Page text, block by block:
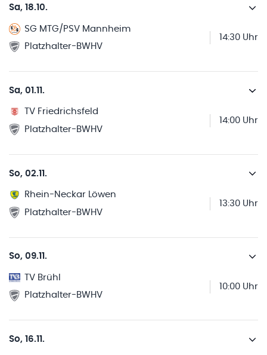
Sa, 18.10.
SG MTG/PSV Mannheim
Platzhalter-BWHV
14:30 Uhr
Sa, 01.11.
TV Friedrichsfeld
Platzhalter-BWHV
14:00 Uhr
So, 02.11.
Rhein-Neckar Löwen
Platzhalter-BWHV
13:30 Uhr
So, 09.11.
TV Brühl
Platzhalter-BWHV
10:00 Uhr
So, 16.11.